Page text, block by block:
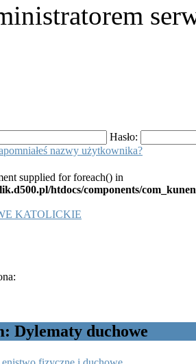
Hasło:
nazwy użytkownika?
supplied for foreach() in
htdocs/components/
KATOLICKIE
Dylematy duchowe